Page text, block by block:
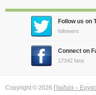
Follow us on
followers
Connect on
17342 fans
Copyright © 2026 Παιδεία –